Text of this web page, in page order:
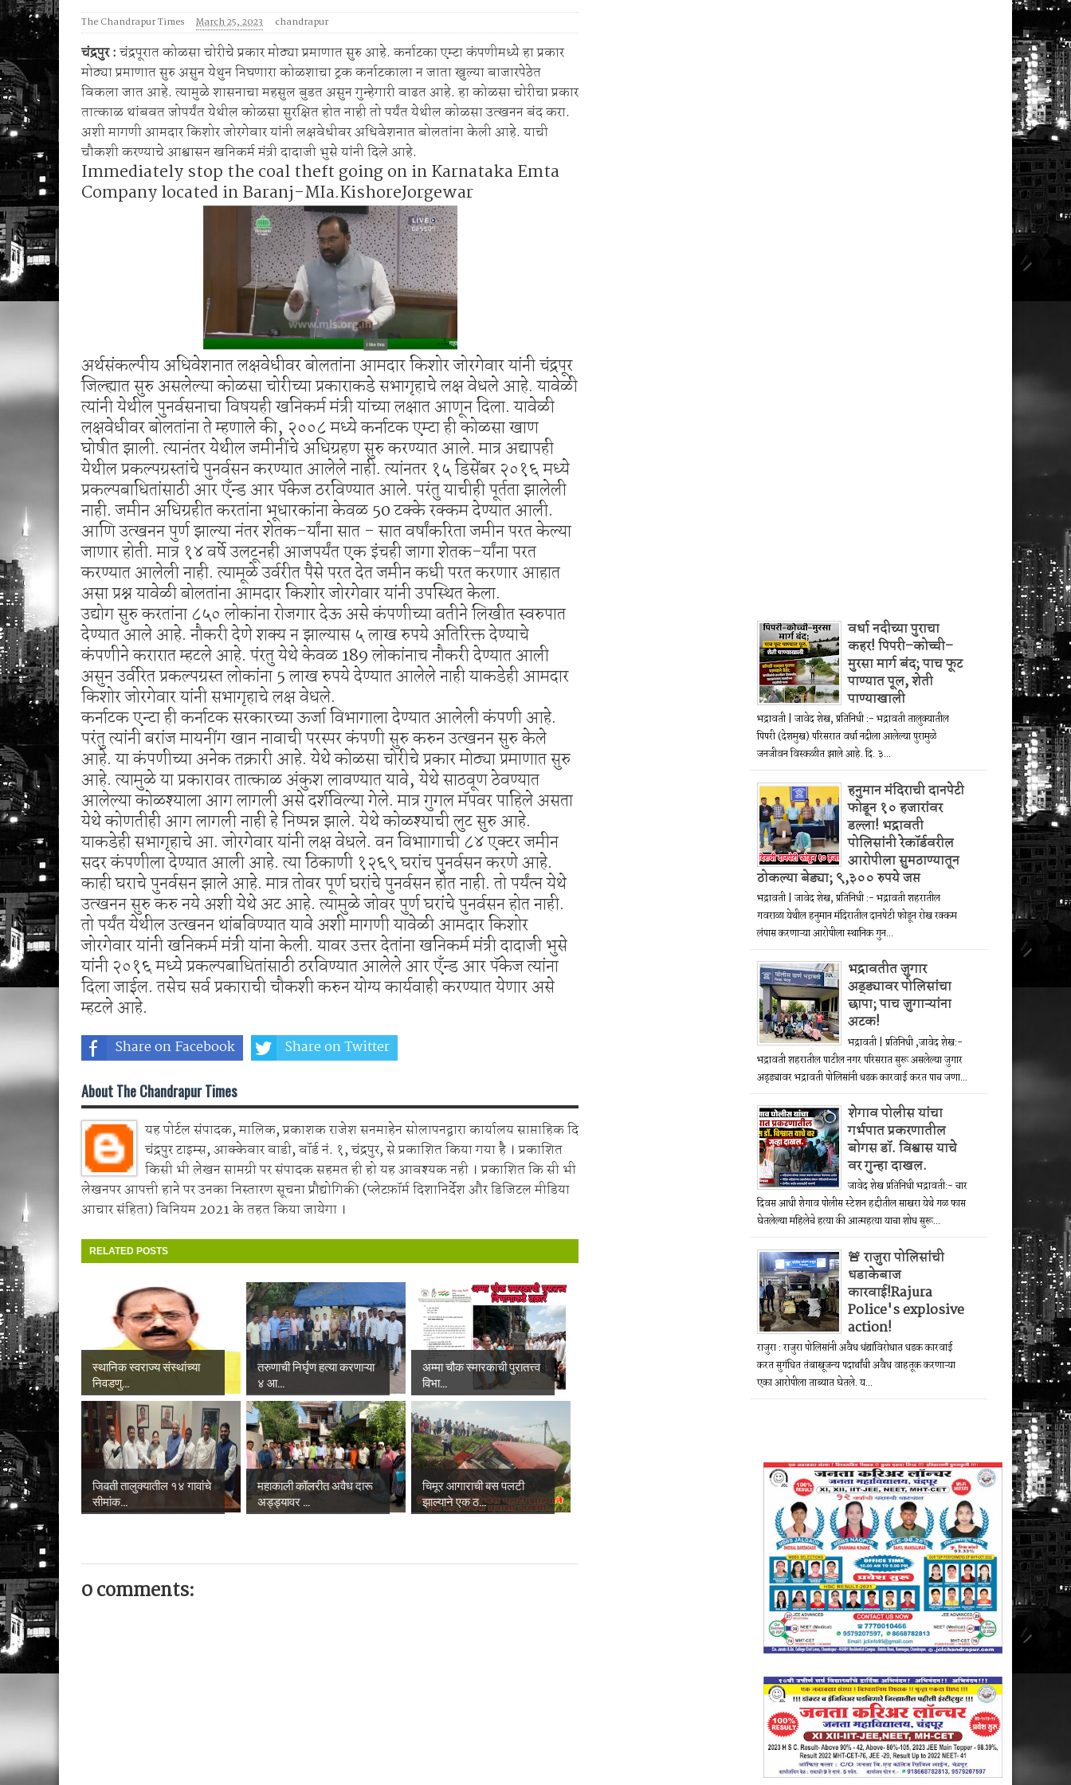
1 व 2 ऑगस्ट रोजी जिल्हास्तरीय कनिष्ठ गट अथलेटिक्स स्पर्धा 2026.
शेगाव पोलीस यांचा गर्भपात प्रकरणातील बोगस डॉ. विश्वास याचे वर गुन्हा दाखल.
The Chandrapur Times March 25, 2023 chandrapur
चंद्रपुर :चंद्रपूरात कोळसा चोरीचे प्रकार मोठ्या प्रमाणात सुरु आहे. कर्नाटका एम्टा कंपणीमध्ये हा प्रकार
मोठ्या प्रमाणात सुरु असुन येथुन निघणारा कोळशाचा ट्रक कर्नाटकाला न जाता खुल्या बाजारपेठेत
विकला जात आहे. त्यामुळे शासनाचा महसुल बुडत असुन गुन्हेगारी वाढत आहे. हा कोळसा चोरीचा प्रकार
तात्काळ थांबवत जोपर्यंत येथील कोळसा सुरक्षित होत नाही तो पर्यंत येथील कोळसा उत्खनन बंद करा.
अशी मागणी आमदार किशोर जोरगेवार यांनी लक्षवेधीवर अधिवेशनात बोलतांना केली आहे. याची
चौकशी करण्याचे आश्वासन खनिकर्म मंत्री दादाजी भुसे यांनी दिले आहे.
Immediately stop the coal theft going on in Karnataka Emta
Company located in Baranj-MIa.KishoreJorgewar
अर्थसंकल्पीय अधिवेशनात लक्षवेधीवर बोलतांना आमदार किशोर जोरगेवार यांनी चंद्रपूर
जिल्ह्यात सुरु असलेल्या कोळसा चोरीच्या प्रकाराकडे सभागृहाचे लक्ष वेधले आहे. यावेळी
त्यांनी येथील पुनर्वसनाचा विषयही खनिकर्म मंत्री यांच्या लक्षात आणून दिला. यावेळी
लक्षवेधीवर बोलतांना ते म्हणाले की, २००८ मध्ये कर्नाटक एम्टा ही कोळसा खाण
घोषीत झाली. त्यानंतर येथील जमीनींचे अधिग्रहण सुरु करण्यात आले. मात्र अद्यापही
येथील प्रकल्पग्रस्तांचे पुनर्वसन करण्यात आलेले नाही. त्यांनतर १५ डिसेंबर २०१६ मध्ये
प्रकल्पबाधितांसाठी आर एँन्ड आर पॅकेज ठरविण्यात आले. परंतु याचीही पूर्तता झालेली
नाही. जमीन अधिग्रहीत करतांना भूधारकांना केवळ 50 टक्के रक्कम देण्यात आली.
आणि उत्खनन पुर्ण झाल्या नंतर शेतक-र्यांना सात - सात वर्षांकरिता जमीन परत केल्या
जाणार होती. मात्र १४ वर्षे उलटूनही आजपर्यंत एक इंचही जागा शेतक-र्यांना परत
करण्यात आलेली नाही. त्यामूळे उर्वरीत पैसे परत देत जमीन कधी परत करणार आहात
असा प्रश्न यावेळी बोलतांना आमदार किशोर जोरगेवार यांनी उपस्थित केला.
उद्योग सुरु करतांना ८५० लोकांना रोजगार देऊ असे कंपणीच्या वतीने लिखीत स्वरुपात
देण्यात आले आहे. नौकरी देणे शक्य न झाल्यास ५ लाख रुपये अतिरिक्त देण्याचे
कंपणीने करारात म्हटले आहे. पंरतु येथे केवळ 189 लोकांनाच नौकरी देण्यात आली
असुन उर्वरित प्रकल्पग्रस्त लोकांना 5 लाख रुपये देण्यात आलेले नाही याकडेही आमदार
किशोर जोरगेवार यांनी सभागृहाचे लक्ष वेधले.
कर्नाटक एन्टा ही कर्नाटक सरकारच्या ऊर्जा विभागाला देण्यात आलेली कंपणी आहे.
परंतु त्यांनी बरांज मायनींग खान नावाची परस्पर कंपणी सुरु करुन उत्खनन सुरु केले
आहे. या कंपणीच्या अनेक तक्रारी आहे. येथे कोळसा चोरीचे प्रकार मोठ्या प्रमाणात सुरु
आहे. त्यामुळे या प्रकारावर तात्काळ अंकुश लावण्यात यावे, येथे साठवूण ठेवण्यात
आलेल्या कोळश्याला आग लागली असे दर्शविल्या गेले. मात्र गुगल मॅपवर पाहिले असता
येथे कोणतीही आग लागली नाही हे निष्पन्न झाले. येथे कोळश्याची लुट सुरु आहे.
याकडेही सभागृहाचे आ. जोरगेवार यांनी लक्ष वेधले. वन विभाागाची ८४ एक्टर जमीन
सदर कंपणीला देण्यात आली आहे. त्या ठिकाणी १२६९ घरांच पुनर्वसन करणे आहे.
काही घराचे पुनर्वसन झाले आहे. मात्र तोवर पूर्ण घरांचे पुनर्वसन होत नाही. तो पर्यंत्न येथे
उत्खनन सुरु करु नये अशी येथे अट आहे. त्यामुळे जोवर पुर्ण घरांचे पुनर्वसन होत नाही.
तो पर्यंत येथील उत्खनन थांबविण्यात यावे अशी मागणी यावेळी आमदार किशोर
जोरगेवार यांनी खनिकर्म मंत्री यांना केली. यावर उत्तर देतांना खनिकर्म मंत्री दादाजी भुसे
यांनी २०१६ मध्ये प्रकल्पबाधितांसाठी ठरविण्यात आलेले आर एँन्ड आर पॅकेज त्यांना
दिला जाईल. तसेच सर्व प्रकाराची चौकशी करुन योग्य कार्यवाही करण्यात येणार असे
म्हटले आहे.
Share on Facebook Share on Twitter
About The Chandrapur Times
यह पोर्टल संपादक, मालिक, प्रकाशक राजेश सनमाहेन सोलापनद्वारा कार्यालय साप्ताहिक दि
चंद्रपुर टाइम्स, आक्केवार वाडी, वॉर्ड नं. १, चंद्रपुर, से प्रकाशित किया गया है । प्रकाशित
किसी भी लेखन सामग्री पर संपादक सहमत ही हो यह आवश्यक नही । प्रकाशित कि सी भी
लेखनपर आपत्ती हाने पर उनका निस्तारण सूचना प्रौद्योगिकी (प्लेटफ़ॉर्म दिशानिर्देश और डिजिटल मीडिया
आचार संहिता) विनियम 2021 के तहत किया जायेगा ।
RELATED POSTS
स्थानिक स्वराज्य संस्थांच्या
निवडणु...
तरुणाची निर्घृण हत्या करणाऱ्या
४ आ...
अम्मा चौक स्मारकाची पुरातत्त्व
विभा...
जिवती तालुक्यातील १४ गावांचे
सीमांक...
महाकाली कॉलरीत अवैध दारू
अड्ड्यावर ...
चिमूर आगाराची बस पलटी
झाल्याने एक ठ...
0 comments:
वर्धा नदीच्या पुराचा
कहर! पिपरी–कोच्ची–
मुरसा मार्ग बंद; पाच फूट
पाण्यात पूल, शेती
पाण्याखाली
भद्रावती | जावेद शेख, प्रतिनिधी :- भद्रावती तालुक्यातील
पिपरी (देशमुख) परिसरात वर्धा नदीला आलेल्या पुरामुळे
जनजीवन विस्कळीत झाले आहे. दि. ३...
हनुमान मंदिराची दानपेटी
फोडून १० हजारांवर
डल्ला! भद्रावती
पोलिसांनी रेकॉर्डवरील
आरोपीला सुमठाण्यातून
ठोकल्या बेड्या; ९,३०० रुपये जप्त
भद्रावती | जावेद शेख, प्रतिनिधी :- भद्रावती शहरातील
गवराळा येथील हनुमान मंदिरातील दानपेटी फोडून रोख रक्कम
लंपास करणाऱ्या आरोपीला स्थानिक गुन...
भद्रावतीत जुगार
अड्ड्यावर पोलिसांचा
छापा; पाच जुगाऱ्यांना
अटक!
भद्रावती | प्रतिनिधी ,जावेद शेख:-
भद्रावती शहरातील पाटील नगर परिसरात सुरू असलेल्या जुगार
अड्ड्यावर भद्रावती पोलिसांनी धडक कारवाई करत पाच जणा...
शेगाव पोलीस यांचा
गर्भपात प्रकरणातील
बोगस डॉ. विश्वास याचे
वर गुन्हा दाखल.
जावेद शेख प्रतिनिधी भद्रावती:- चार
दिवस आधी शेगाव पोलीस स्टेशन हद्दीतील साखरा येथे गळ फास
घेतलेल्या महिलेचे हत्या की आत्महत्या याचा शोध सुरू...
🚨 राजुरा पोलिसांची
धडाकेबाज
कारवाई!Rajura
Police's explosive
action!
राजुरा : राजुरा पोलिसांनी अवैध धंद्यांविरोधात धडक कारवाई
करत सुगंधित तंबाखूजन्य पदार्थांची अवैध वाहतूक करणाऱ्या
एका आरोपीला ताब्यात घेतले. य...